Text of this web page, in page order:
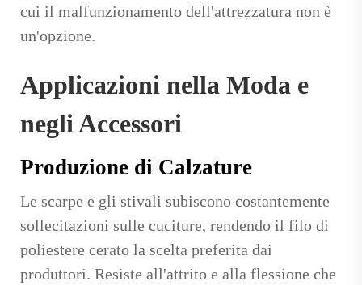
cui il malfunzionamento dell'attrezzatura non è
un'opzione.
Applicazioni nella Moda e
negli Accessori
Produzione di Calzature
Le scarpe e gli stivali subiscono costantemente
sollecitazioni sulle cuciture, rendendo il filo di
poliestere cerato la scelta preferita dai
produttori. Resiste all'attrito e alla flessione che